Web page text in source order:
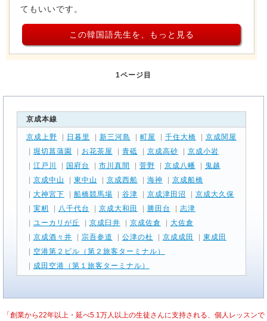
てもいいです。
この韓国語先生を、もっと見る
1ページ目
京成本線
京成上野 日暮里 新三河島 町屋 千住大橋
京成関屋
堀切菖蒲園 お花茶屋 青砥 京成高砂
京成小岩
江戸川 国府台 市川真間 菅野 京成八幡
鬼越
京成中山 東中山 京成西船 海神
京成船橋
大神宮下 船橋競馬場 谷津 京成津田沼
京成大久保
実籾 八千代台 京成大和田 勝田台
志津
ユーカリが丘 京成臼井 京成佐倉
大佐倉
京成酒々井 宗吾参道 公津の杜 京成成田
東成田
空港第２ビル（第２旅客ターミナル）
成田空港（第１旅客ターミナル）
「創業から22年以上・延べ5.1万人以上の生徒さんに支持される、個人レッスンで